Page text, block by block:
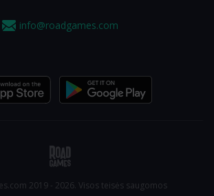
info@roadgames.com
2019 - 2026. Visos teisės saugomos